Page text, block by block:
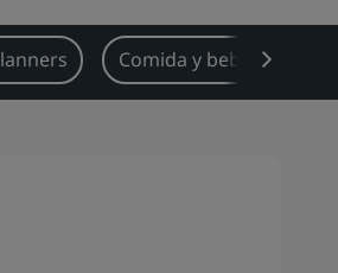
Comida y bebida